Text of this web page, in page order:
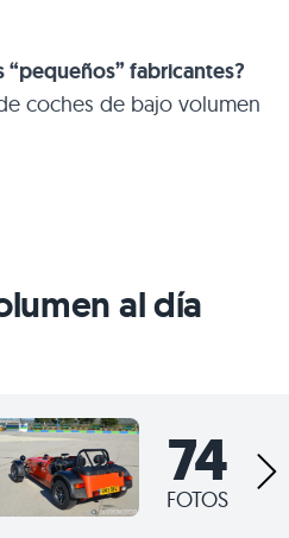
fabricantes?
coches de bajo volumen
al día
74
FOTOS